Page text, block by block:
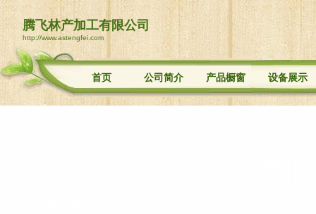
腾飞林产加工有限公司
http://www.astengfei.com
首页 公司简介 产品橱窗 设备展示